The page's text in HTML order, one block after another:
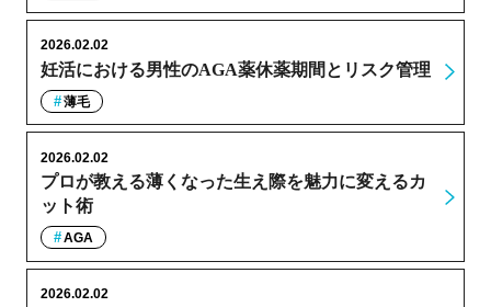
妊活における男性のAGA薬休薬期間とリスク管理
2026.02.02
薄毛
プロが教える薄くなった生え際を魅力に変えるカ
ット術
2026.02.02
AGA
2026.02.02